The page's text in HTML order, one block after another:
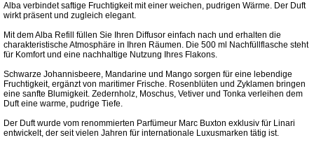
Alba verbindet saftige Fruchtigkeit mit einer weichen, pudrigen Wärme. Der Duft
wirkt präsent und zugleich elegant.
Mit dem Alba Refill füllen Sie Ihren Diffusor einfach nach und erhalten die
charakteristische Atmosphäre in Ihren Räumen. Die 500 ml Nachfüllflasche steht
für Komfort und eine nachhaltige Nutzung Ihres Flakons.
Schwarze Johannisbeere, Mandarine und Mango sorgen für eine lebendige
Fruchtigkeit, ergänzt von maritimer Frische. Rosenblüten und Zyklamen bringen
eine sanfte Blumigkeit. Zedernholz, Moschus, Vetiver und Tonka verleihen dem
Duft eine warme, pudrige Tiefe.
Der Duft wurde vom renommierten Parfümeur Marc Buxton exklusiv für Linari
entwickelt, der seit vielen Jahren für internationale Luxusmarken tätig ist.